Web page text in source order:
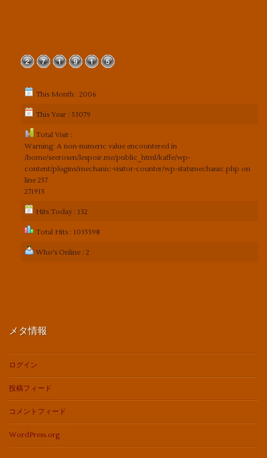
This Month : 2006
This Year : 53079
Total Visit :
Warning: A non-numeric value encountered in
/home/seerosen/lespoir.me/public_html/kaffe/wp-
content/plugins/mechanic-visitor-counter/wp-statsmechanic.php on
line 257
271915
Hits Today : 132
Total Hits : 1035598
Who's Online : 2
メタ情報
ログイン
投稿フィード
コメントフィード
WordPress.org